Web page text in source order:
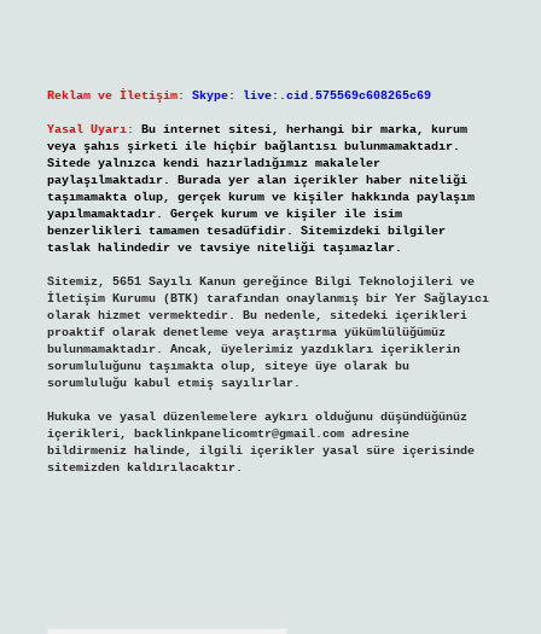
Reklam ve İletişim: Skype: live:.cid.575569c608265c69
Yasal Uyarı:
Bu internet sitesi, herhangi bir marka, kurum
veya şahıs şirketi ile hiçbir bağlantısı bulunmamaktadır.
Sitede yalnızca kendi hazırladığımız makaleler
paylaşılmaktadır. Burada yer alan içerikler haber niteliği
taşımamakta olup, gerçek kurum ve kişiler hakkında paylaşım
yapılmamaktadır. Gerçek kurum ve kişiler ile isim
benzerlikleri tamamen tesadüfidir. Sitemizdeki bilgiler
taslak halindedir ve tavsiye niteliği taşımazlar.
Sitemiz, 5651 Sayılı Kanun gereğince Bilgi Teknolojileri ve
İletişim Kurumu (BTK) tarafından onaylanmış bir Yer Sağlayıcı
olarak hizmet vermektedir. Bu nedenle, sitedeki içerikleri
proaktif olarak denetleme veya araştırma yükümlülüğümüz
bulunmamaktadır. Ancak, üyelerimiz yazdıkları içeriklerin
sorumluluğunu taşımakta olup, siteye üye olarak bu
sorumluluğu kabul etmiş sayılırlar.
Hukuka ve yasal düzenlemelere aykırı olduğunu düşündüğünüz
içerikleri, backlinkpanelicomtr@gmail.comadresine
bildirmeniz halinde, ilgili içerikler yasal süre içerisinde
sitemizden kaldırılacaktır.